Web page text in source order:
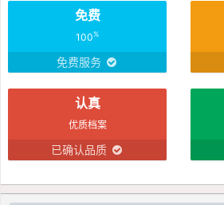
免费
100%
免费服务
认真
优质档案
已确认品质